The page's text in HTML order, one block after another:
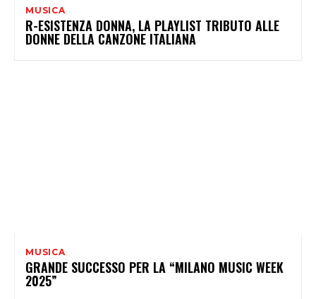
MUSICA
R-ESISTENZA DONNA, LA PLAYLIST TRIBUTO ALLE
DONNE DELLA CANZONE ITALIANA
MUSICA
GRANDE SUCCESSO PER LA “MILANO MUSIC WEEK
2025”